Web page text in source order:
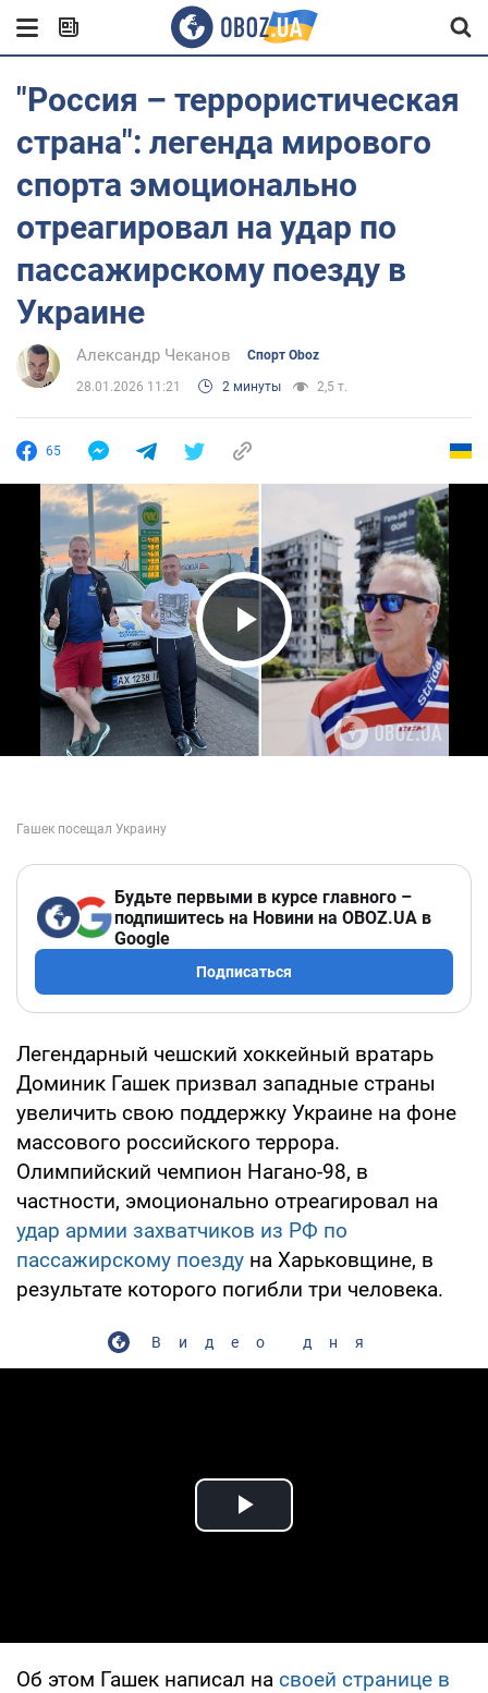
"Россия – террористическая
страна": легенда мирового
спорта эмоционально
отреагировал на удар по
пассажирскому поезду в
Украине
Александр Чеканов Спорт Oboz
28.01.2026 11:21 2 минуты 2,5 т.
65
Play Video
Будьте первыми в курсе главного –
подпишитесь на Новини на OBOZ.UA в
Google
Подписаться
Легендарный чешский хоккейный вратарь
Доминик Гашек призвал западные страны
увеличить свою поддержку Украине на фоне
массового российского террора.
Олимпийский чемпион Нагано-98, в
частности, эмоционально отреагировал на
удар армии захватчиков из РФ по
пассажирскому поезду на Харьковщине, в
результате которого погибли три человека.
Видео дня
Play Video
Об этом Гашек написал на своей странице в